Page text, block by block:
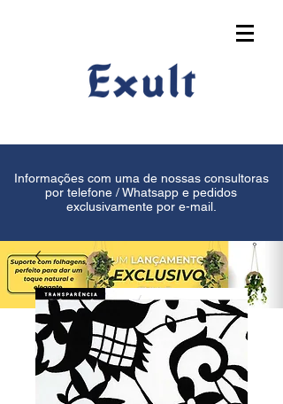
Informações com uma de nossas consultoras
por telefone / Whatsapp e pedidos
exclusivamente por e-mail.